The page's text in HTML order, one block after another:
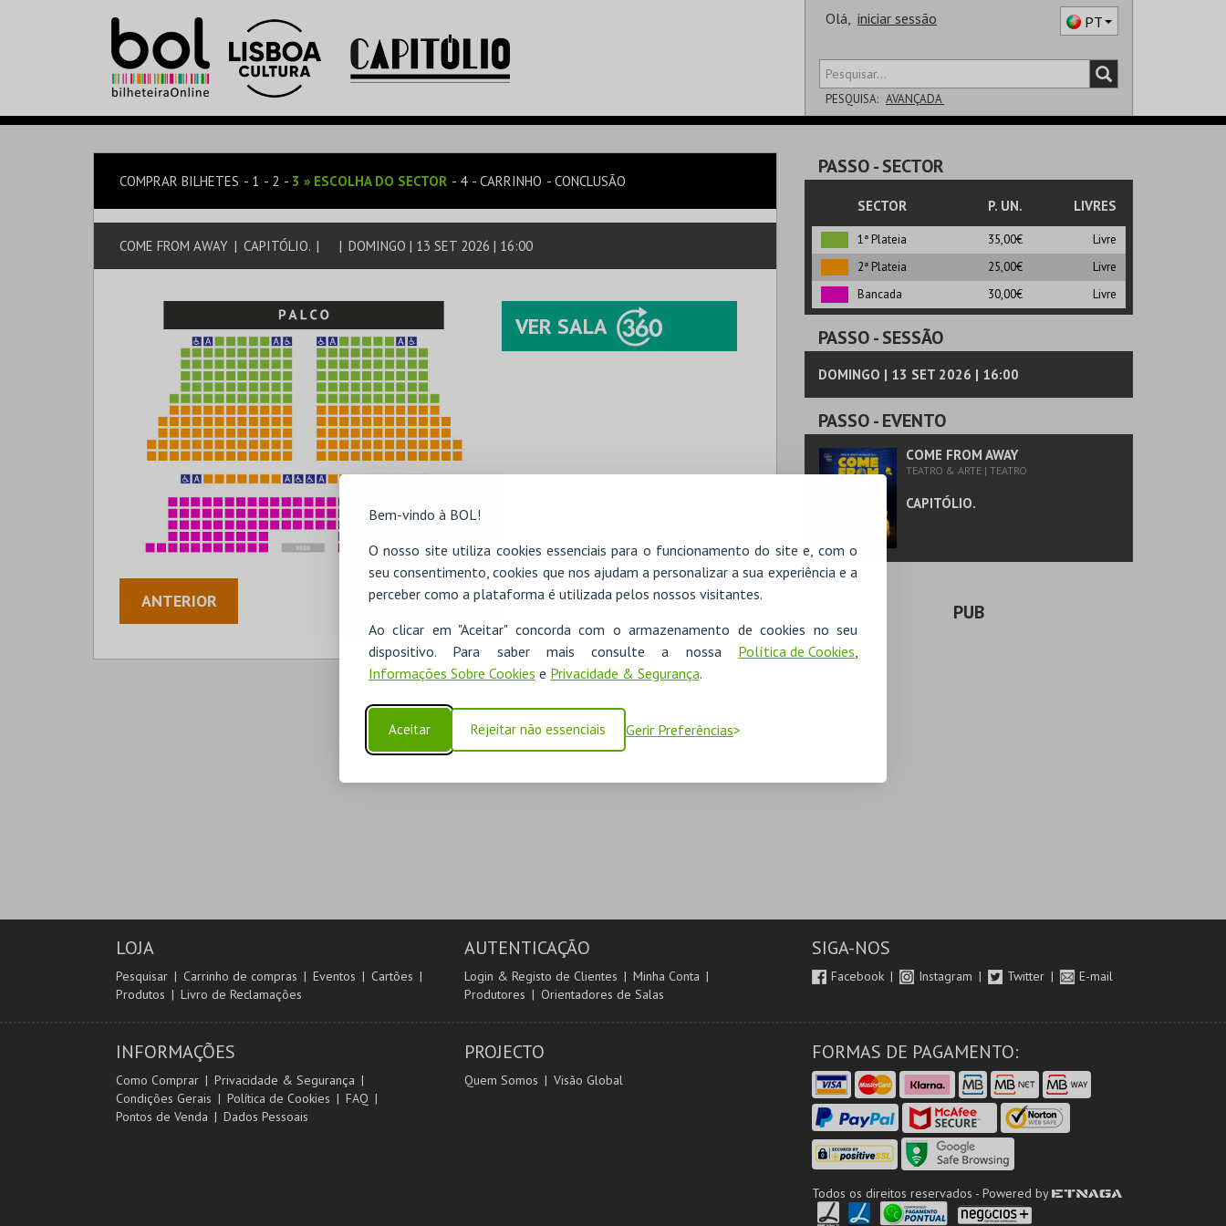
Bem-vindo à BOL!
O nosso site utiliza cookies essenciais para o funcionamento do site e, com o
seu consentimento, cookies que nos ajudam a personalizar a sua experiência e a
perceber como a plataforma é utilizada pelos nossos visitantes.
Ao clicar em "Aceitar" concorda com o armazenamento de cookies no seu
dispositivo. Para saber mais consulte a nossa Política de Cookies,
Informações Sobre Cookies e Privacidade & Segurança.
Aceitar Rejeitar não essenciais Gerir Preferências
Olá, iniciar sessão PT
PESQUISA: AVANÇADA
COMPRAR BILHETES 1 2 3 » ESCOLHA DO SECTOR 4 CARRINHO CONCLUSÃO
COME FROM AWAY | CAPITÓLIO. | | DOMINGO | 13 SET 2026 | 16:00
VER SALA
ANTERIOR
PASSO- SECTOR
SECTOR P. UN. LIVRES
1ª Plateia 35,00€
Livre
2ª Plateia
25,00€
Livre
Bancada
30,00€ Livre
PASSO- SESSÃO
DOMINGO | 13 SET 2026 | 16:00
PASSO- EVENTO
COME FROM AWAY
TEATRO & ARTE | TEATRO
CAPITÓLIO.
PUB
LOJA
Pesquisar Carrinho de compras Eventos
Cartões
Produtos
Livro de Reclamações
AUTENTICAÇÃO
Login & Registo de Clientes
Minha Conta
Produtores
Orientadores de Salas
SIGA-NOS
Facebook Instagram Twitter E-mail
INFORMAÇÕES
Como Comprar
Privacidade & Segurança
Condições Gerais
Política de Cookies
FAQ
Pontos de Venda
Dados Pessoais
PROJECTO
Quem Somos Visão Global
FORMAS DE PAGAMENTO:
Todos os direitos reservados - Powered by